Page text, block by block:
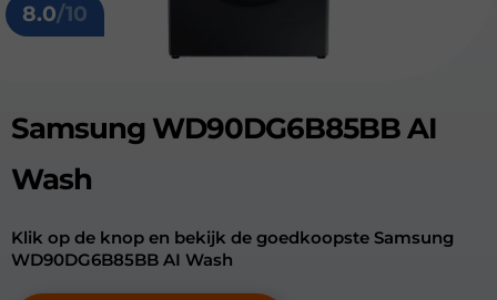
8.0/10
Samsung WD90DG6B85BB AI
Wash
Klik op de knop en bekijk de goedkoopste Samsung
WD90DG6B85BB AI Wash